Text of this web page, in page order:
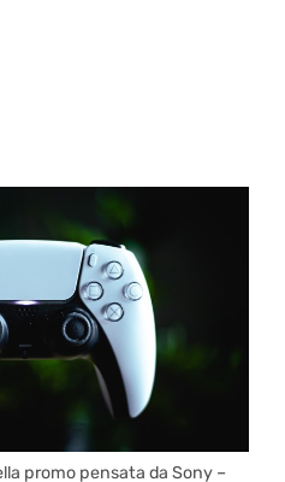
promo pensata da Sony –